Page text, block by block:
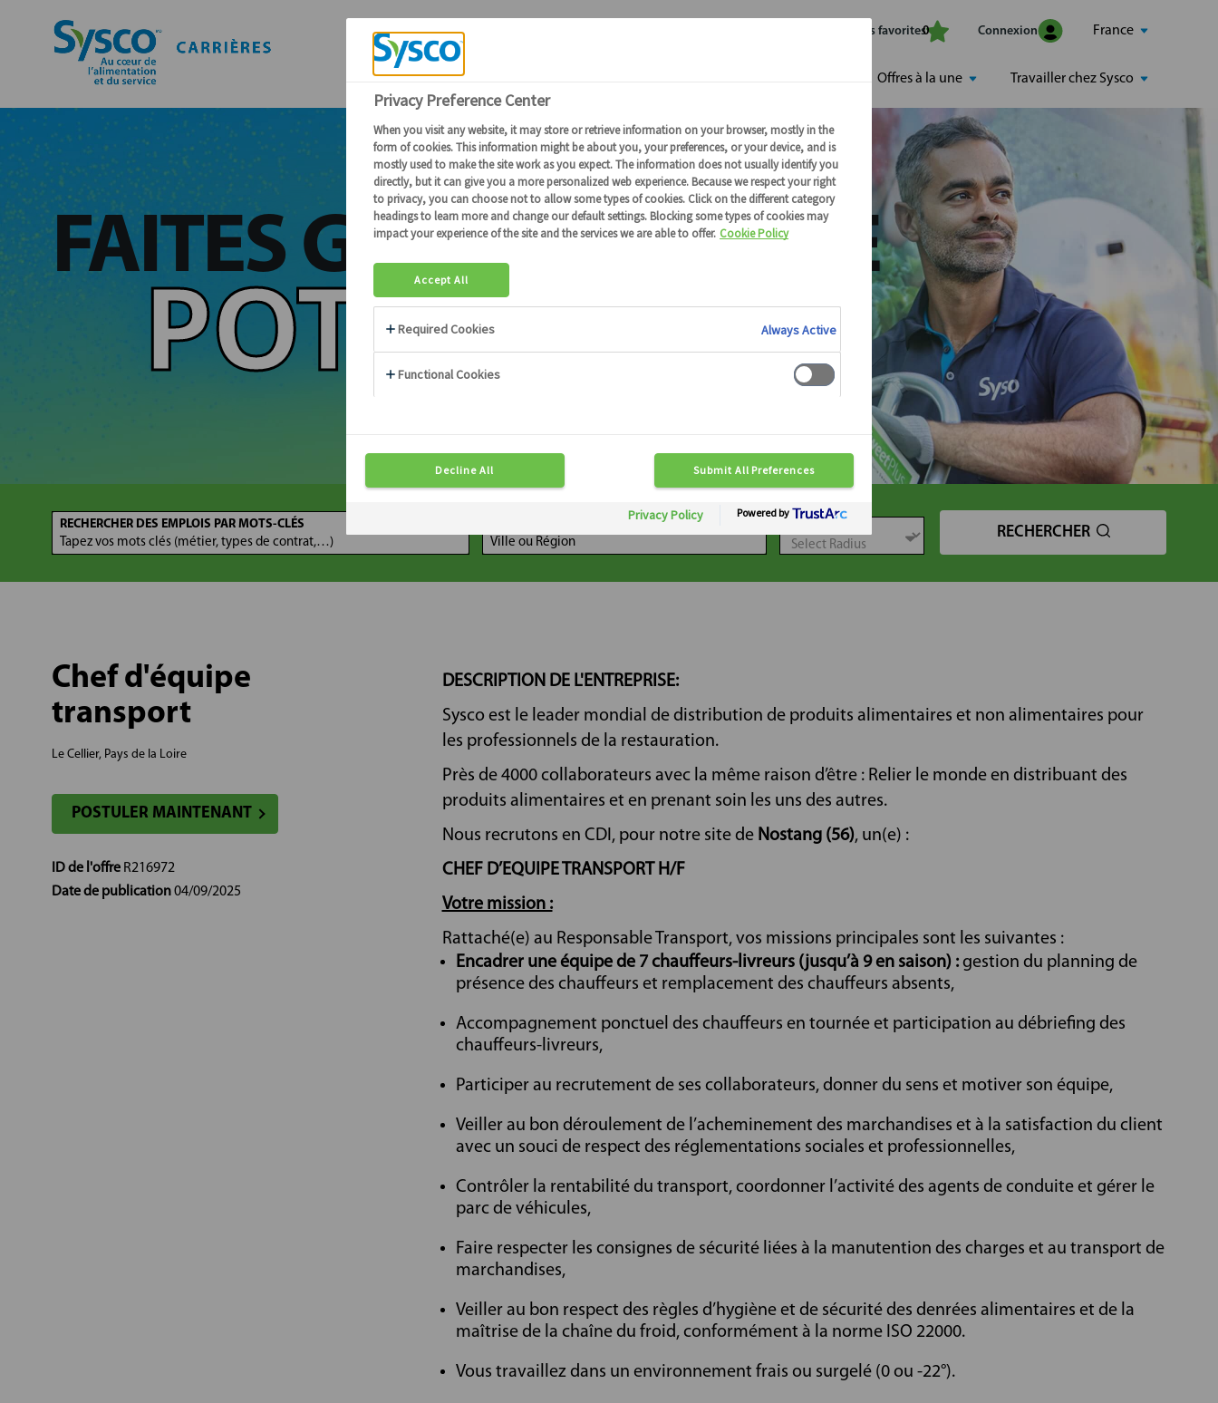
Mes offres favorites Connexion
0 France
Offres à la une Travailler chez Sysco
FAITES GRANDIR VOTRE
POTENTIEL
RECHERCHER DES EMPLOIS PAR MOTS-CLÉS RECHERCHER
Chef d'équipe
transport
Le Cellier, Pays de la Loire
POSTULER MAINTENANT
ID de l'offre R216972
Date de publication04/09/2025
DESCRIPTION DE L'ENTREPRISE:
Sysco est le leader mondial de distribution de produits alimentaires et non alimentaires pour
les professionnels de la restauration.
Près de 4000 collaborateurs avec la même raison d’être : Relier le monde en distribuant des
produits alimentaires et en prenant soin les uns des autres.
Nous recrutons en CDI, pour notre site de Nostang (56), un(e) :
CHEF D’EQUIPE TRANSPORT H/F
Votre mission :
Rattaché(e) au Responsable Transport, vos missions principales sont les suivantes :
Encadrer une équipe de 7 chauffeurs-livreurs (jusqu’à 9 en saison) : gestion du planning de
présence des chauffeurs et remplacement des chauffeurs absents,
Accompagnement ponctuel des chauffeurs en tournée et participation au débriefing des
chauffeurs-livreurs,
Participer au recrutement de ses collaborateurs, donner du sens et motiver son équipe,
Veiller au bon déroulement de l’acheminement des marchandises et à la satisfaction du client
avec un souci de respect des réglementations sociales et professionnelles,
Contrôler la rentabilité du transport, coordonner l’activité des agents de conduite et gérer le
parc de véhicules,
Faire respecter les consignes de sécurité liées à la manutention des charges et au transport de
marchandises,
Veiller au bon respect des règles d’hygiène et de sécurité des denrées alimentaires et de la
maîtrise de la chaîne du froid, conformément à la norme ISO 22000.
Vous travaillez dans un environnement frais ou surgelé (0 ou -22°).